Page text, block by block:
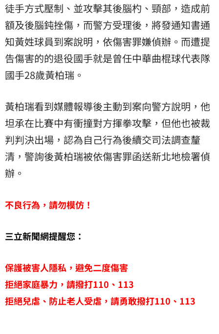
徒手方式壓制、並攻擊其後腦杓、頸部，造成前
額及後腦鈍挫傷，而警方受理後，將發通知書通
知黃姓球員到案說明，依傷害罪嫌偵辦。而遭提
告傷害的的退役國手就是曾任中華曲棍球代表隊
國手28歲黃柏瑞。
黃柏瑞看到媒體報導後主動到案向警方說明，他
坦承在比賽中有衝撞對方揮拳攻擊，但他也被裁
判判決出場，認為自己行為後續交司法調查釐
清，警詢後黃柏瑞被依傷害罪函送新北地檢署偵
辦。
不良行為，請勿模仿！
三立新聞網提醒您：
保護被害人隱私，避免二度傷害
拒絕家庭暴力，請撥打110、113
拒絕兒虐、防止老人受虐，請勇敢撥打110、113